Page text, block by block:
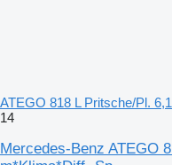
ATEGO 818 L Pritsche/Pl.
14
Mercedes-Benz ATEGO